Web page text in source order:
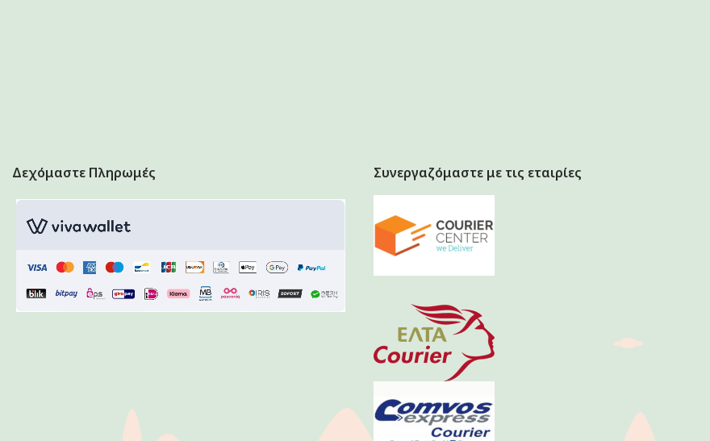
Δεχόμαστε Πληρωμές Συνεργαζόμαστε με τις εταιρίες